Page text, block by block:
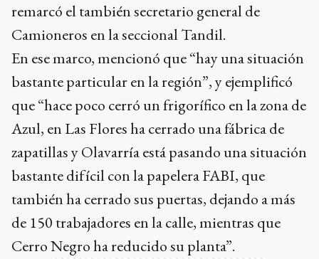
remarcó el también secretario general de
Camioneros en la seccional Tandil.
En ese marco, mencionó que “hay una situación
bastante particular en la región”, y ejemplificó
que “hace poco cerró un frigorífico en la zona de
Azul, en Las Flores ha cerrado una fábrica de
zapatillas y Olavarría está pasando una situación
bastante difícil con la papelera FABI, que
también ha cerrado sus puertas, dejando a más
de 150 trabajadores en la calle, mientras que
Cerro Negro ha reducido su planta”.